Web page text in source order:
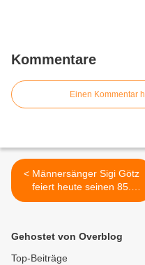
Kommentare
Einen Kommentar
< Männersänger Sigi Götz
feiert heute seinen 85.
Geburtstag -
MGV und in der Pfarrei St.
Gehostet von Overblog
Top-Beiträge